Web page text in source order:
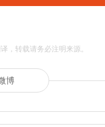
，转载请务必注明来源。
博